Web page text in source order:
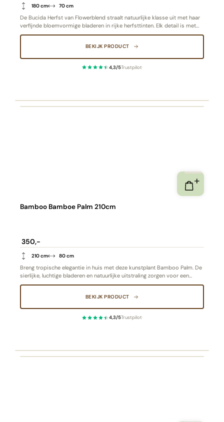
180 cm 70 cm
De Bucida Herfst van Flowerblend straalt natuurlijke klasse uit met haar
verfijnde bloemvormige bladeren in rijke herfsttinten. Elk detail is met
zorg ontworpen – van de warme kleurschakeringen tot de
stijlvol, onderhoudsvrij accent vormt voor elk interieur.
BEKIJK PRODUCT
4,3/5Trustpilot·
Bamboo Bamboe Palm 210cm
350,-
210 cm 80 cm
Breng tropische elegantie in huis met deze kunstplant Bamboo Palm. De
sierlijke, luchtige bladeren en natuurlijke uitstraling zorgen voor een
rustgevende sfeer in elke ruimte.
BEKIJK PRODUCT
4,3/5Trustpilot·